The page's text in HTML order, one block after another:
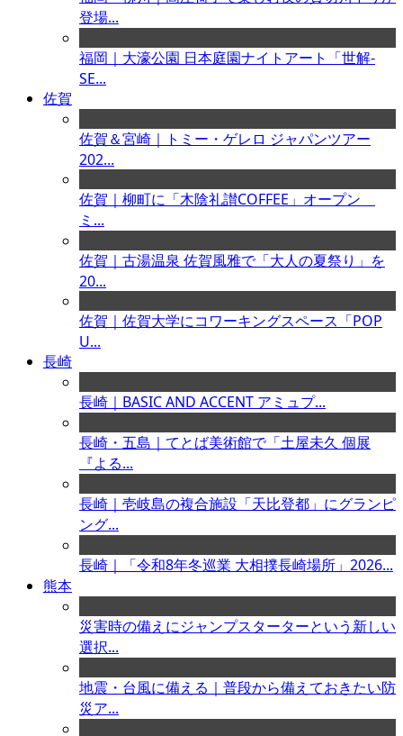
登場...
福岡｜大濠公園 日本庭園ナイトアート「世解-
SE...
佐賀
佐賀＆宮崎｜トミー・ゲレロ ジャパンツアー
202...
佐賀｜柳町に「木陰礼讃COFFEE」オープン
ミ...
佐賀｜古湯温泉 佐賀風雅で「大人の夏祭り」を
20...
佐賀｜佐賀大学にコワーキングスペース「POP
U...
長崎
長崎｜BASIC AND ACCENT アミュプ...
長崎・五島｜てとば美術館で「土屋未久 個展
『よる...
長崎｜壱岐島の複合施設「天比登都」にグランピ
ング...
長崎｜「令和8年冬巡業 大相撲長崎場所」2026...
熊本
災害時の備えにジャンプスターターという新しい
選択...
地震・台風に備える｜普段から備えておきたい防
災ア...